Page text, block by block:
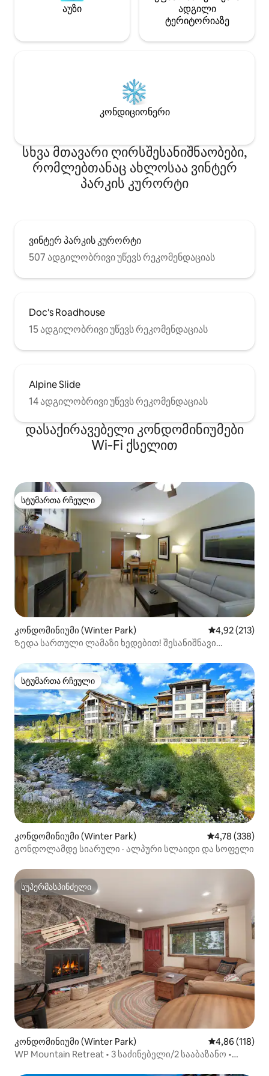
აუზი
ადგილი
ტერიტორიაზე
კონდიციონერი
სხვა მთავარი ღირსშესანიშნაობები,
რომლებთანაც ახლოსაა ვინტერ
პარკის კურორტი
ვინტერ პარკის კურორტი
507 ადგილობრივი უწევს რეკომენდაციას
Doc's Roadhouse
15 ადგილობრივი უწევს რეკომენდაციას
Alpine Slide
14 ადგილობრივი უწევს რეკომენდაციას
დასაქირავებელი კონდომინიუმები
Wi‑Fi ქსელით
სტუმართა რჩეული
სტუმართა რჩეული
კონდომინიუმი (Winter Park) საშუალო
4,92 (213)
Ზედა სართული ლამაზი ხედებით! შესანიშნავი
სტუმართა რჩეული
სტუმართა რჩეული
კონდომინიუმი (Winter Park) საშუალო
4,78 (338)
გონდოლამდე სიარული · ალპური სლაიდი და სოფელი
სუპერმასპინძელი
სუპერმასპინძელი
კონდომინიუმი (Winter Park) საშუალო
4,86 (118)
WP Mountain Retreat • 3 საძინებელი/2 სააბაზანო •